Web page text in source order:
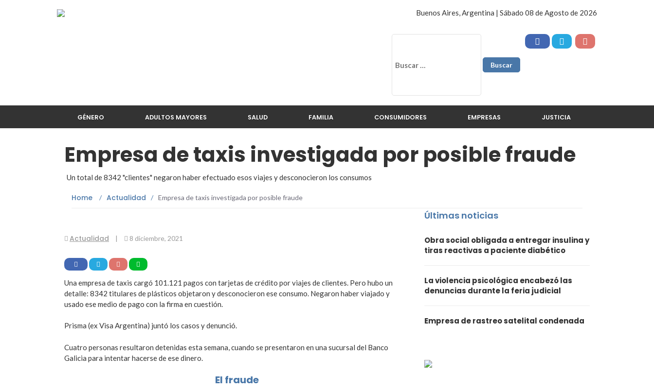
Buenos Aires, Argentina | Sábado 08 de Agosto de 2026
GÉNERO ADULTOS MAYORES SALUD FAMILIA CONSUMIDORES EMPRESAS JUSTICIA
Empresa de taxis investigada por posible fraude
Un total de 8342 "clientes" negaron haber efectuado esos viajes y desconocieron los consumos
Home / Actualidad / Empresa de taxis investigada por posible fraude
Actualidad | 8 diciembre, 2021
Una empresa de taxis cargó 101.121 pagos con tarjetas de crédito por viajes de clientes. Pero hubo un
detalle: 8342 titulares de plásticos objetaron y desconocieron ese consumo. Negaron haber viajado y
usado ese medio de pago con la firma en cuestión.
Prisma (ex Visa Argentina) juntó los casos y denunció.
Cuatro personas resultaron detenidas esta semana, cuando se presentaron en una sucursal del Banco
Galicia para intentar hacerse de ese dinero.
El fraude
Últimas noticias
Obra social obligada a entregar insulina y
tiras reactivas a paciente diabético
La violencia psicológica encabezó las
denuncias durante la feria judicial
Empresa de rastreo satelital condenada